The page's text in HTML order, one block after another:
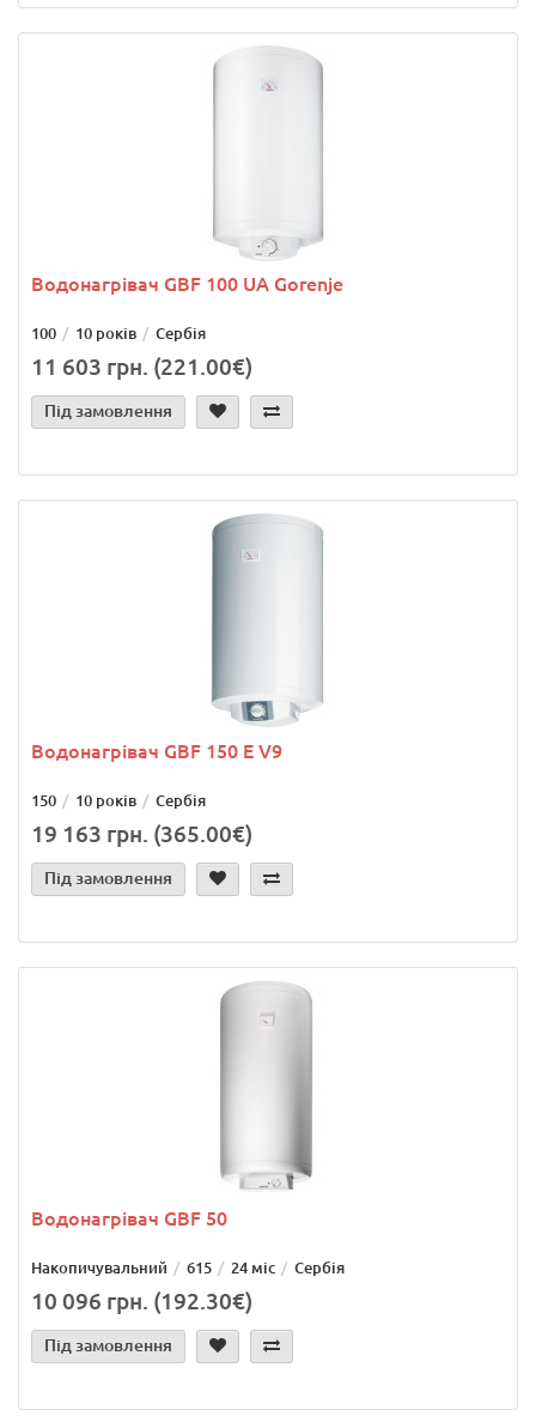
Водонагрівач GBF 100 UA Gorenje
100 10 років Сербія
11 603 грн. (221.00€)
Під замовлення
Водонагрівач GBF 150 E V9
150 10 років Сербія
19 163 грн. (365.00€)
Під замовлення
Водонагрівач GBF 50
Накопичувальний 615 24 міс Сербія
10 096 грн. (192.30€)
Під замовлення